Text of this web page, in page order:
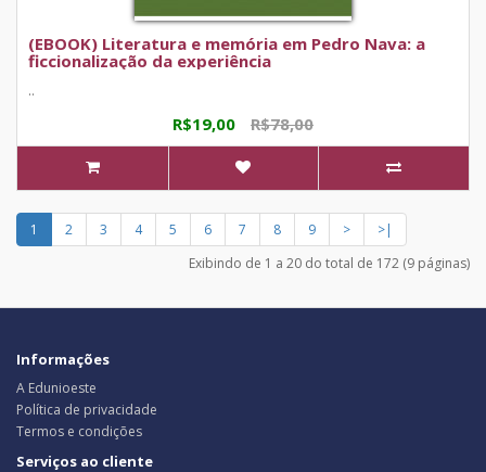
(EBOOK) Literatura e memória em Pedro Nava: a
ficcionalização da experiência
..
R$19,00 R$78,00
1 2 3 4 5 6 7 8 9 >
>|
Exibindo de 1 a 20 do total de 172 (9 páginas)
Informações
A Edunioeste
Política de privacidade
Termos e condições
Serviços ao cliente